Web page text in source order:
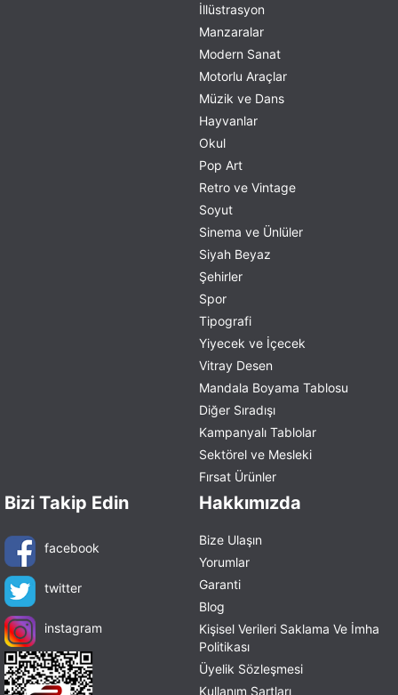
İllüstrasyon
Manzaralar
Modern Sanat
Motorlu Araçlar
Müzik ve Dans
Hayvanlar
Okul
Pop Art
Retro ve Vintage
Soyut
Sinema ve Ünlüler
Siyah Beyaz
Şehirler
Spor
Tipografi
Yiyecek ve İçecek
Vitray Desen
Mandala Boyama Tablosu
Diğer Sıradışı
Kampanyalı Tablolar
Sektörel ve Mesleki
Fırsat Ürünler
Bizi Takip Edin
facebook
twitter
instagram
Hakkımızda
Bize Ulaşın
Yorumlar
Garanti
Blog
Kişisel Verileri Saklama Ve İmha
Politikası
Üyelik Sözleşmesi
Kullanım Şartları